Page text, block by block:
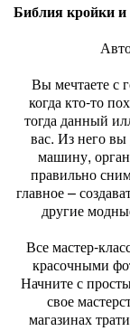
Библия кройки
Вы мечтаете с
когда кто-то
тогда данный
вас. Из него
машину,
правильно
главное –
другие
Все мастер-
красочными
Начните с
свое
магазинах